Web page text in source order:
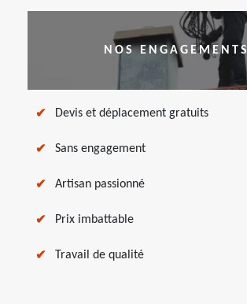
NOS ENGAGEMENTS
Devis et déplacement gratuits
Sans engagement
Artisan passionné
Prix imbattable
Travail de qualité